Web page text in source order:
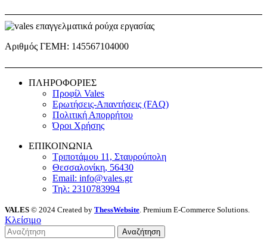
Αριθμός ΓΕΜΗ: 145567104000
ΠΛΗΡΟΦΟΡΙΕΣ
Προφίλ Vales
Ερωτήσεις-Απαντήσεις (FAQ)
Πολιτική Απορρήτου
Όροι Χρήσης
ΕΠΙΚΟΙΝΩΝΙΑ
Τριποτάμου 11, Σταυρούπολη
Θεσσαλονίκη, 56430
Email: info@vales.gr
Τηλ: 2310783994
VALES © 2024 Created by ThessWebsite . Premium E-Commerce Solutions.
Κλείσιμο
Αναζήτηση